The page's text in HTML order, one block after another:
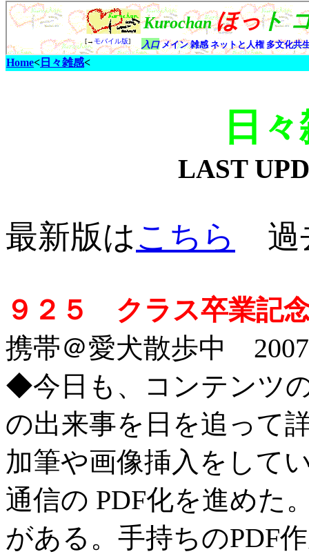
Home< 日々雑感<
日
LAST
最新版はこちら 過
９２５ クラス卒業記
携帯＠愛犬散歩中
◆今日も、コンテンツ
の出来事を日を追って
加筆や画像挿入をして
通信の PDF化を進めた
がある。手持ちのPDF